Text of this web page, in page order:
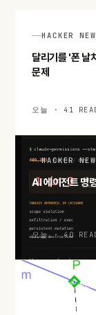
HACKER
달리기를 '폰 날
문제
오늘 · 41
HACKER
AI 에이전트 명
오늘 · 40
HACKER NEWS
두 점만 지나는